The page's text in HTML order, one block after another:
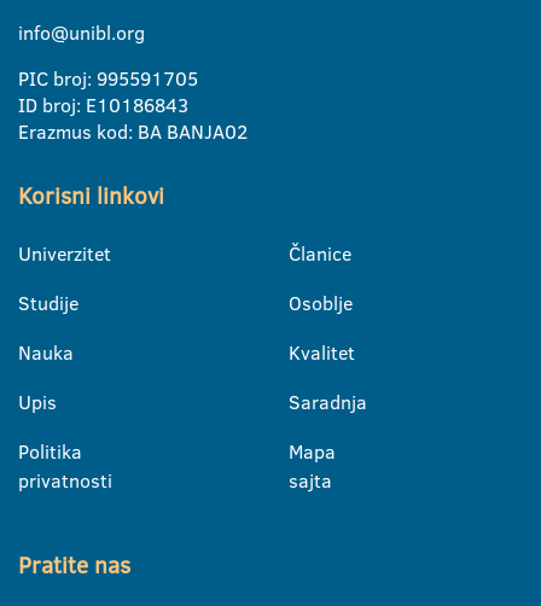
info@unibl.org
PIC broj: 995591705
ID broj: E10186843
Erazmus kod: BA BANJA02
Korisni linkovi
Univerzitet
Studije
Nauka
Upis
Politika
privatnosti
Članice
Osoblje
Kvalitet
Saradnja
Mapa
sajta
Pratite nas